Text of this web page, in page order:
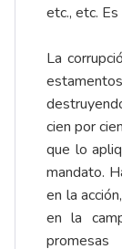
etc., etc.
La
cien por
que lo
mandato.
en la
en la